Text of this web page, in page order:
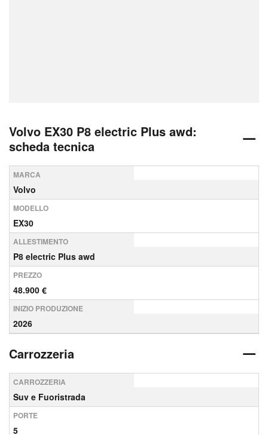
Volvo EX30 P8 electric Plus awd:
scheda tecnica
MARCA
Volvo
MODELLO
EX30
ALLESTIMENTO
P8 electric Plus awd
PREZZO
48.900 €
INIZIO PRODUZIONE
2026
Carrozzeria
CARROZZERIA
Suv e Fuoristrada
PORTE
5